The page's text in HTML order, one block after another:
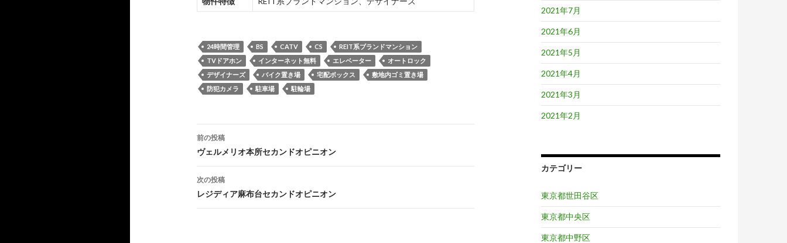
24時間管理 BS CATV CS
REIT系ブランドマンション
TVドアホン
インターネット無料 エレベーター
オートロック
デザイナーズ
バイク置き場 宅配ボックス
敷地内ゴミ置き場
防犯カメラ
駐車場 駐輪場
投
稿
ナ
ビ
ゲ
前の投稿
ヴェルメリオ本所セカンドオピニオン
次の投稿
レジディア麻布台セカンドオピニオン
2021年7月
2021年6月
2021年5月
2021年4月
2021年3月
2021年2月
カテゴリー
東京都世田谷区
東京都中央区
東京都中野区